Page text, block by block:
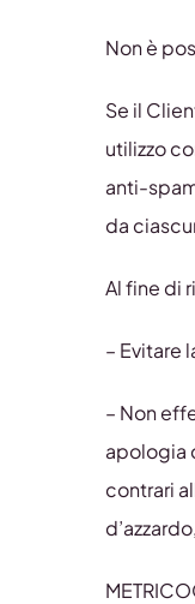
Non è
Se il
utilizzo
anti-
da
Al fine di
– Evitare
– Non
apologia
contrari